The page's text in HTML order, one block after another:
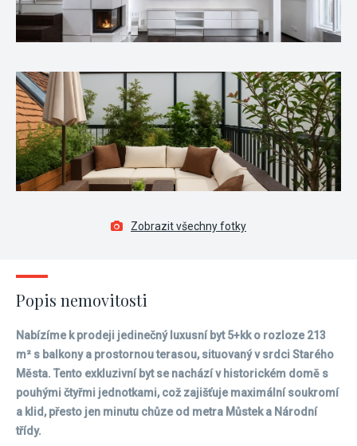
Zobrazit všechny fotky
Popis nemovitosti
Nabízíme k prodeji jedinečný luxusní byt 5+kk o rozloze 213
m² s balkony a prostornou terasou, situovaný v srdci Starého
Města. Tento exkluzivní byt se nachází v historickém domě s
pouhými čtyřmi jednotkami, což zajišťuje maximální soukromí
a klid, přesto jen minutu chůze od metra Můstek a Národní
třídy.